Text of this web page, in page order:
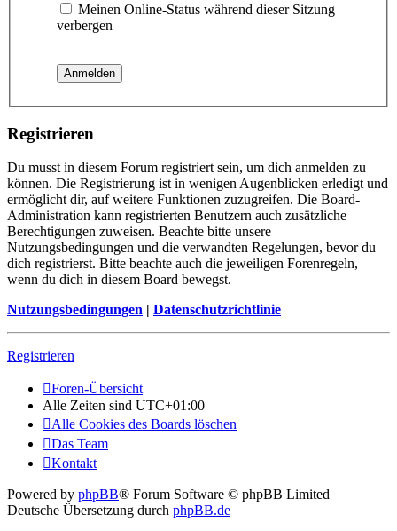
Meinen Online-Status während dieser Sitzung
verbergen
Registrieren
Du musst in diesem Forum registriert sein, um dich anmelden zu
können. Die Registrierung ist in wenigen Augenblicken erledigt und
ermöglicht dir, auf weitere Funktionen zuzugreifen. Die Board-
Administration kann registrierten Benutzern auch zusätzliche
Berechtigungen zuweisen. Beachte bitte unsere
Nutzungsbedingungen und die verwandten Regelungen, bevor du
dich registrierst. Bitte beachte auch die jeweiligen Forenregeln,
wenn du dich in diesem Board bewegst.
Nutzungsbedingungen | Datenschutzrichtlinie
Registrieren
Foren-Übersicht
Alle Zeiten sind UTC+01:00
Alle Cookies des Boards löschen
Das Team
Kontakt
Powered by phpBB® Forum Software © phpBB Limited
Deutsche Übersetzung durch phpBB.de